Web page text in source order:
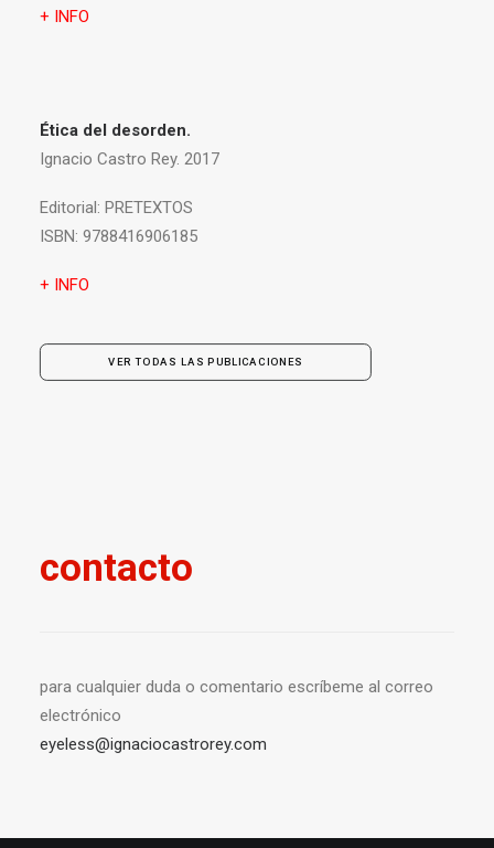
+ INFO
Ética del desorden.
Ignacio Castro Rey. 2017
Editorial: PRETEXTOS
ISBN: 9788416906185
+ INFO
VER TODAS LAS PUBLICACIONES
contacto
para cualquier duda o comentario escríbeme al correo
electrónico
eyeless@ignaciocastrorey.com